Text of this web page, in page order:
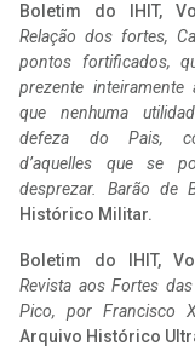
Boletim do IHIT,
Relação dos fortes,
pontos fortificados,
prezente inteiramente
que nenhuma
defeza do Pais,
d’aquelles que se
desprezar. Barão de
Histórico Militar.
Boletim do IHIT,
Revista aos Fortes
Pico, por Francisco
Arquivo Histórico